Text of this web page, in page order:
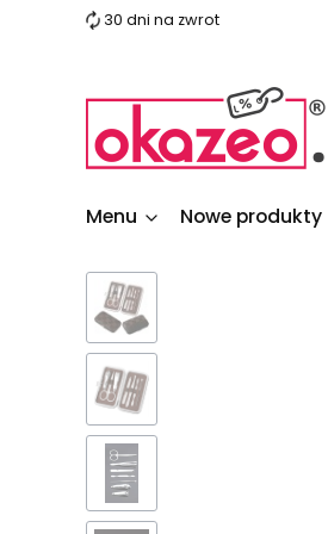
30 dni na zwrot
Menu Nowe produkty